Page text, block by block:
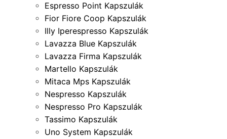
Espresso Point Kapszulák
Fior Fiore Coop Kapszulák
Illy Iperespresso Kapszulák
Lavazza Blue Kapszulák
Lavazza Firma Kapszulák
Martello Kapszulák
Mitaca Mps Kapszulák
Nespresso Kapszulák
Nespresso Pro Kapszulák
Tassimo Kapszulák
Uno System Kapszulák